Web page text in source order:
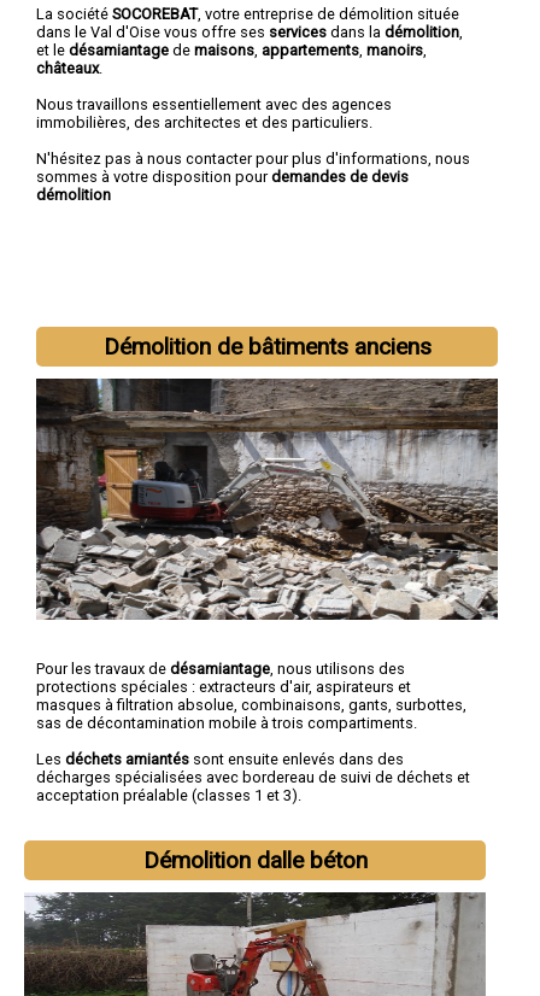
La société SOCOREBAT, votre entreprise de démolition située
dans le Val d'Oise vous offre ses services dans la démolition
et le désamiantage de maisons appartements manoirs
châteaux.
Nous travaillons essentiellement avec des agences
immobilières, des architectes et des particuliers.
N'hésitez pas à nous contacter pour plus d'informations, nous
sommes à votre disposition pourdemandes de devis
démolition
Démolition de bâtiments anciens
Pour les travaux de désamiantage , nous utilisons des
protections spéciales : extracteurs d'air, aspirateurs et
masques à filtration absolue, combinaisons, gants, surbottes,
sas de décontamination mobile à trois compartiments.
Les déchets amiantés sont ensuite enlevés dans des
décharges spécialisées avec bordereau de suivi de déchets et
acceptation préalable (classes 1 et 3).
Démolition dalle béton